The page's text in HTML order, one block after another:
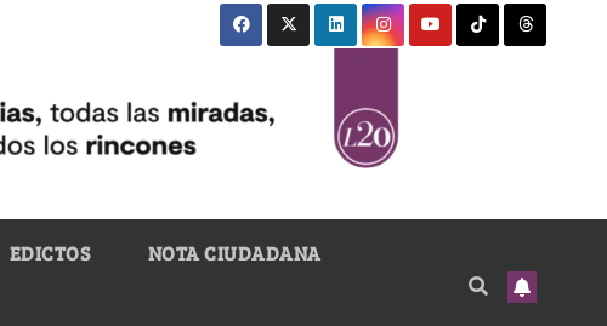
EDICTOS NOTA CIUDADANA